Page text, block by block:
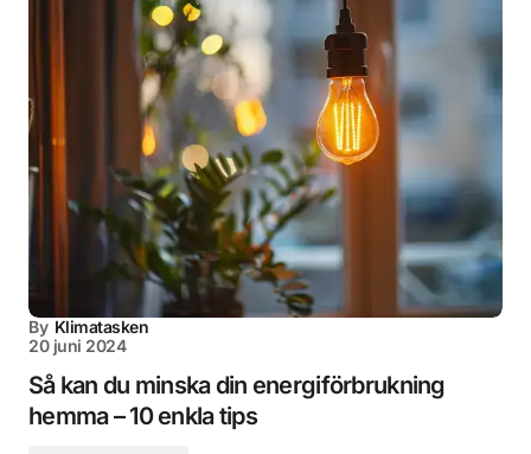
By Klimatasken
20 juni 2024
Så kan du minska din energiförbrukning
hemma – 10 enkla tips